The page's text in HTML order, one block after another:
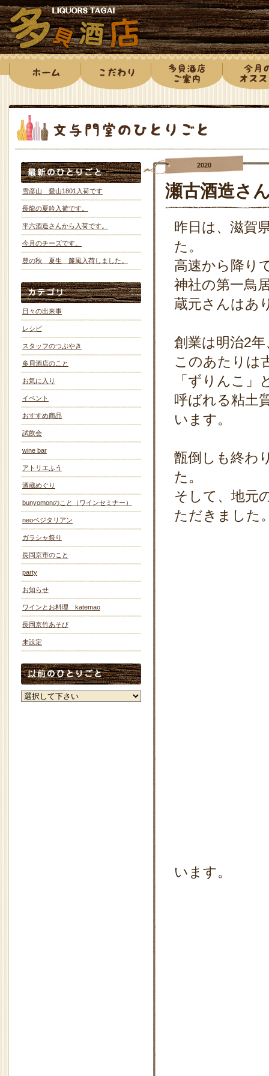
2020
瀬古酒造さ
昨日は、滋賀
た。
高速から降り
神社の第一鳥
蔵元さんはあ
創業は明治2
このあたりは
「ずりんこ」
呼ばれる粘土
います。
甑倒しも終わ
た。
そして、地元
ただきました
います。
雪彦山 愛山1801入荷です
長龍の夏吟入荷です。
平六酒造さんから入荷です。
今月のチーズです。
豊の秋 夏生 簾風入荷しました。
日々の出来事
レシピ
スタッフのつぶやき
多貝酒店のこと
お気に入り
イベント
おすすめ商品
試飲会
wine bar
アトリエふう
酒蔵めぐり
bunyomonのこと（ワインセミナー）
neoベジタリアン
ガラシャ祭り
長岡京市のこと
party
お知らせ
ワインとお料理 katemao
長岡京竹あそび
未設定